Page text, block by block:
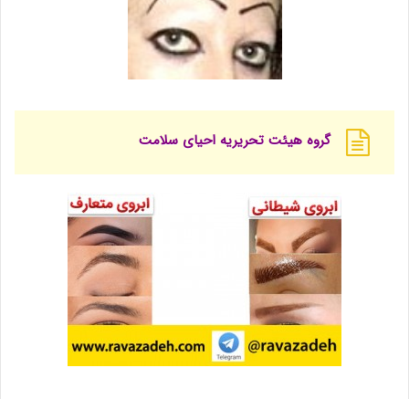
گروه هیئت تحریریه احیای سلامت